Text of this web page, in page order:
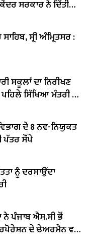
ਸਰਕਾਰ ਨੇ ਦਿੱਤੀ
ਸ੍ਰੀ ਅੰਮ੍ਰਿਤਸਰ :
ਸਕੂਲਾਂ ਦਾ ਨਿਰੀਖਣ
ਸਿੱਖਿਆ ਮੰਤਰੀ ਬਣੇ
ਦੇ 8 ਨਵ-ਨਿਯੁਕਤ
ਪੱਤਰ ਸੌਂਪੇ
ਨੂੰ ਦਰਸਾਉਂਦਾ
ਪੰਜਾਬ ਐਸ.ਸੀ ਭੋਂ
ਦੇ ਚੇਅਰਮੈਨ ਵਜੋਂ